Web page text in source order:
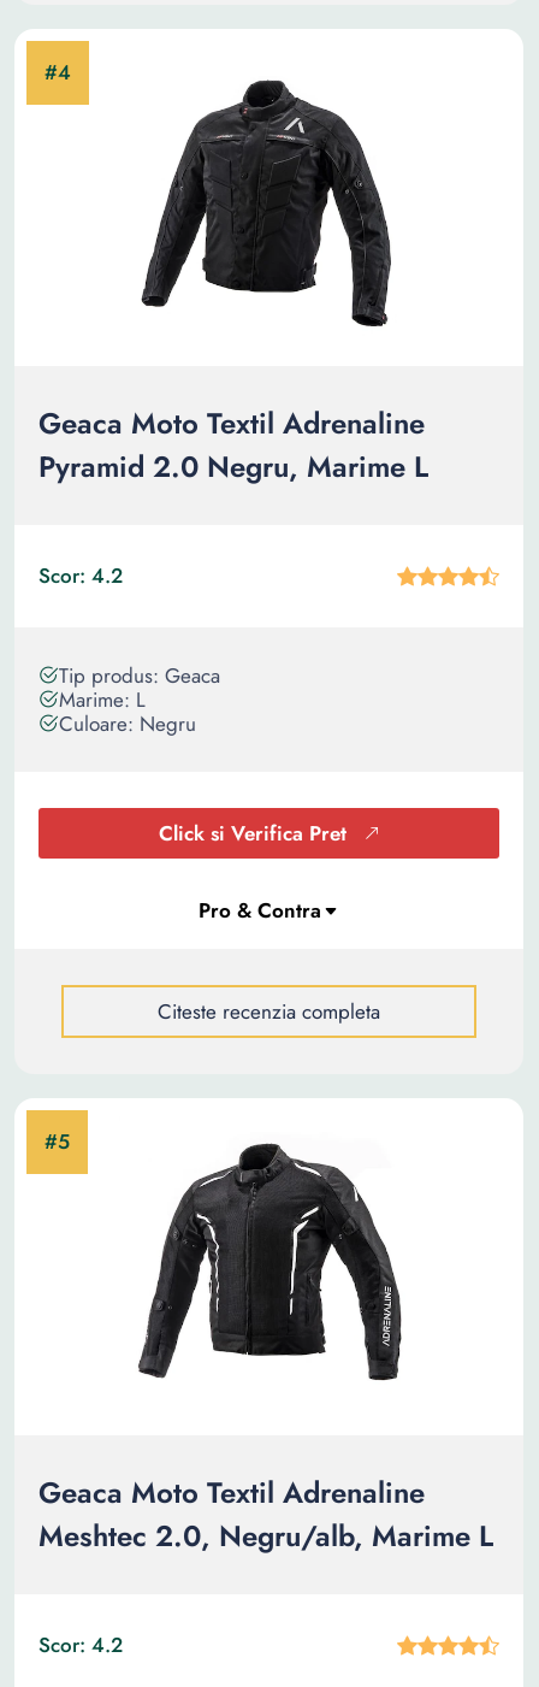
Geaca Moto Textil Adrenaline
Pyramid 2.0 Negru, Marime L
Scor: 4.2
Tip produs: Geaca
Marime: L
Culoare: Negru
Click si Verifica Pret
Citeste recenzia completa
Geaca Moto Textil Adrenaline
Meshtec 2.0, Negru/alb, Marime L
Scor: 4.2